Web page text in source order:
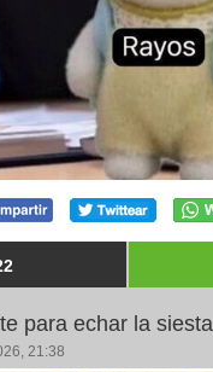
para echar la siesta
21:38